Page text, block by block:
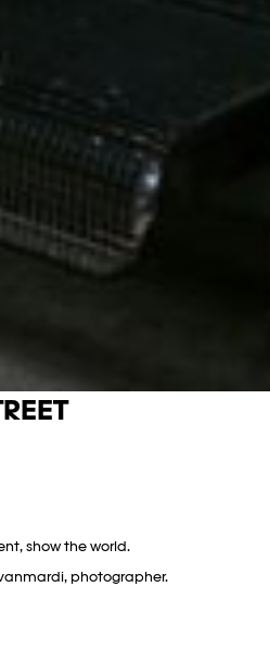
show the world.
photographer.